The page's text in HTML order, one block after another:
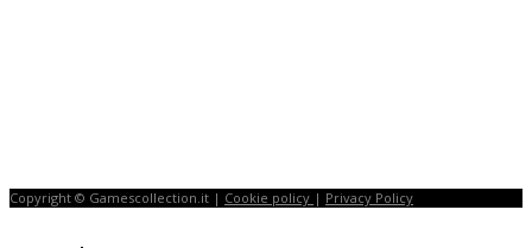
Copyright © Gamescollection.it | Cookie policy | Privacy Policy